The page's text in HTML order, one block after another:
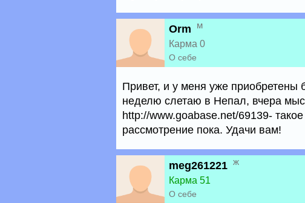
Orm
м
Карма 0
О себе
Привет, и у меня уже приобретены
неделю слетаю в Непал, вчера
http://www.goabase.net/69139-
рассмотрение пока. Удачи вам!
meg261221 ж
Карма 51
О себе